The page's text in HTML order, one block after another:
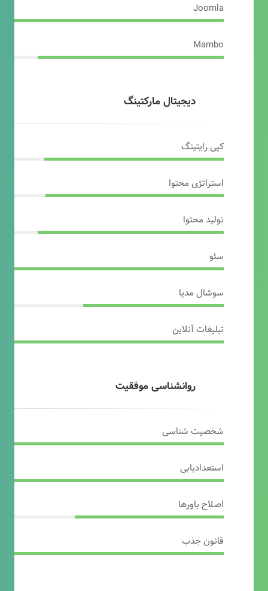
Joomla
Mambo
دیجیتال مارکتینگ
کپی رایتینگ
استراتژی محتوا
تولید محتوا
سئو
سوشال مدیا
تبلیغات آنلاین
روانشناسی موفقیت
شخصیت شناسی
استعدادیابی
اصلاح باورها
قانون جذب